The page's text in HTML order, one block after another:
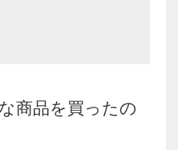
商品を買ったの